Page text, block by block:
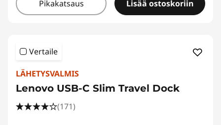
Pikakatsaus Lisää ostoskoriin
Vertaile
LÄHETYSVALMIS
Lenovo USB-C Slim Travel Dock
(171)